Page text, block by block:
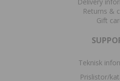
Returns &
Gift
Teknisk
Prislistor/